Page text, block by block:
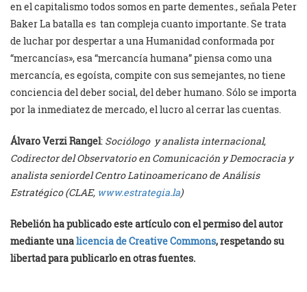
en el capitalismo todos somos en parte dementes., señala Peter
Baker La batalla es tan compleja cuanto importante. Se trata
de luchar por despertar a una Humanidad conformada por
“mercancías», esa “mercancía humana” piensa como una
mercancía, es egoísta, compite con sus semejantes, no tiene
conciencia del deber social, del deber humano. Sólo se importa
por la inmediatez de mercado, el lucro al cerrar las cuentas.
Álvaro Verzi Rangel: Sociólogo y analista internacional,
Codirector del Observatorio en Comunicación y Democracia y
analista seniordel Centro Latinoamericano de Análisis
Estratégico (CLAE, www.estrategia.la)
Rebelión ha publicado este artículo con el permiso del autor
mediante unalicencia de Creative Commons, respetando su
libertad para publicarlo en otras fuentes.